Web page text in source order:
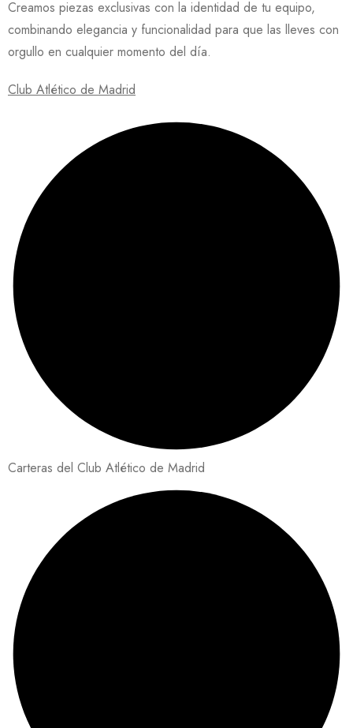
Creamos piezas exclusivas con la identidad de tu equipo,
combinando elegancia y funcionalidad para que las lleves con
orgullo en cualquier momento del día.
Club Atlético de Madrid
Carteras del Club Atlético de Madrid